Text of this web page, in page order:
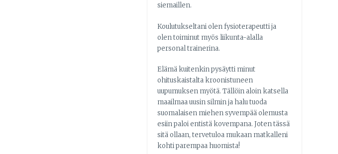
siemaillen.
Koulutukseltani olen fysioterapeutti ja
olen toiminut myös liikunta-alalla
personal trainerina.
Elämä kuitenkin pysäytti minut
ohituskaistalta kroonistuneen
uupumuksen myötä. Tällöin aloin katsella
maailmaa uusin silmin ja halu tuoda
suomalaisen miehen syvempää olemusta
esiin paloi entistä kovempana. Joten tässä
sitä ollaan, tervetuloa mukaan matkalleni
kohti parempaa huomista!